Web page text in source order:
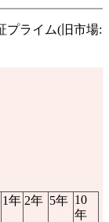
ライム(旧市場:
1年 2年 5年 10
年